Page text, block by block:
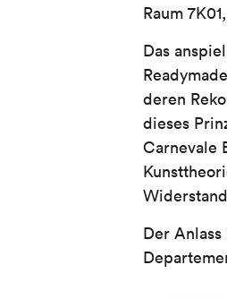
Raum
Das
deren
dieses
Carnevale
Der